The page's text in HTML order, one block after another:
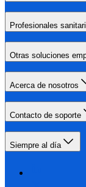
Profesionales
Otras soluciones
Acerca de nosotros
Contacto de soporte
Siempre al día